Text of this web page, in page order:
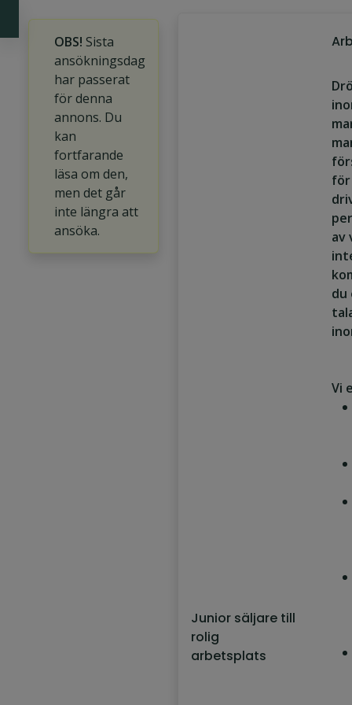
OBS! Sista
ansökningsdag
har passerat
för denna
annons. Du
kan
fortfarande
läsa om den,
men det går
inte längra att
ansöka.
Junior säljare till
rolig
arbetsplats
för
av
du
Vi